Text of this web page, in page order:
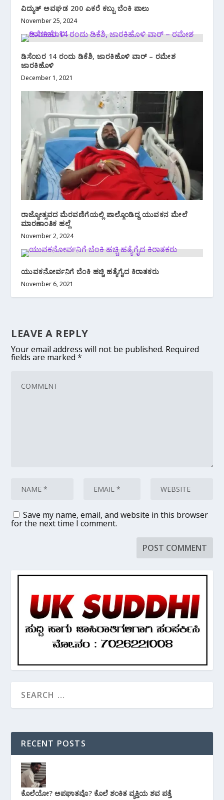
ವಿದ್ಯುತ್ ಅವಘಡ 200 ಎಕರೆ ಕಬ್ಬು ಬೆಂಕಿ ಪಾಲು
November 25, 2024
ಡಿಸೆಂಬರ 14 ರಂದು ಡಿಕೆಶಿ, ಜಾರಕಿಹೊಳಿ ವಾರ್ – ರಮೇಶ
ಜಾರಕಿಹೊಳಿ
December 1, 2021
ರಾಜ್ಯೋತ್ಸವದ‌ ಮೆರವಣಿಗೆಯಲ್ಲಿ ಪಾಲ್ಗೊಂಡಿದ್ದ ಯುವಕನ ಮೇಲೆ‌
ಮಾರಣಾಂತಿಕ‌ ಹಲ್ಲೆ
November 2, 2024
ಯುವಕನೋರ್ವನಿಗೆ ಬೆಂಕಿ ಹಚ್ಚಿ ಹತ್ಯೆಗೈದ ಕಿರಾತಕರು
November 6, 2021
LEAVE A REPLY
Your email address will not be published. Required
fields are marked*
Save my name, email, and website in this browser
for the next time I comment.
RECENT POSTS
ಕೊಲೆಯೋ? ಅಪಘಾತವೊ? ಕೊಲೆ ಶಂಕಿತ ವ್ಯಕ್ತಿಯ ಶವ ಪತ್ತೆ